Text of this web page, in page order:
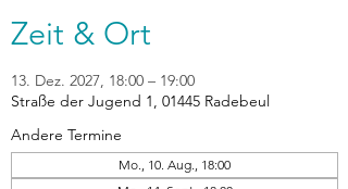
Zeit & Ort
13. Dez. 2027, 18:00 – 19:00
Straße der Jugend 1, 01445 Radebeul
Andere Termine
Mo., 10. Aug., 18:00